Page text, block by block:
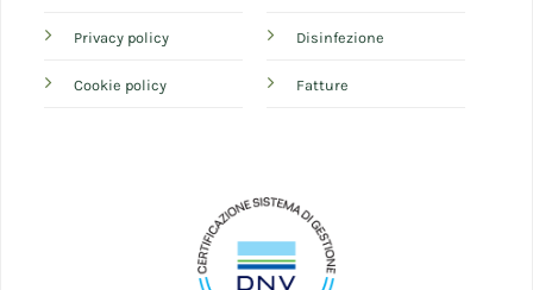
Privacy policy
Cookie policy
Disinfezione
Fatture